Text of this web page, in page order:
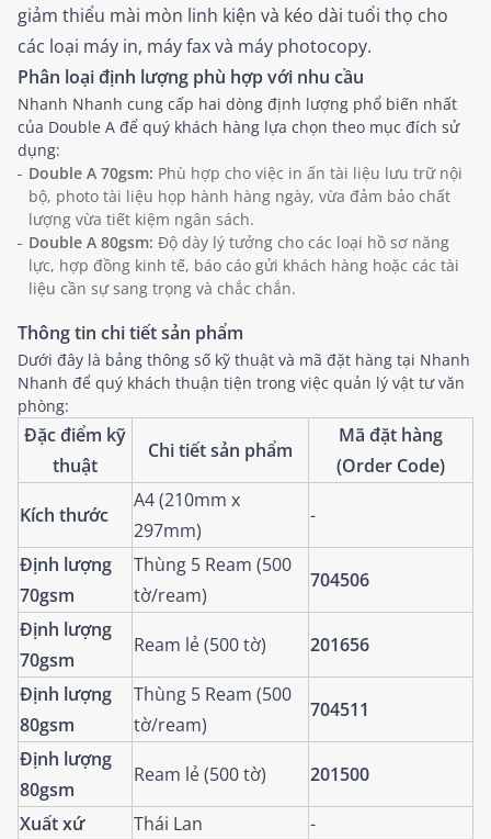
giảm thiểu mài mòn linh kiện và kéo dài tuổi thọ cho
các loại máy in, máy fax và máy photocopy.
Phân loại định lượng phù hợp với nhu cầu
Nhanh Nhanh cung cấp hai dòng định lượng phổ biến nhất
của Double A để quý khách hàng lựa chọn theo mục đích sử
dụng:
Double A 70gsm: Phù hợp cho việc in ấn tài liệu lưu trữ nội
bộ, photo tài liệu họp hành hàng ngày, vừa đảm bảo chất
lượng vừa tiết kiệm ngân sách.
Double A 80gsm: Độ dày lý tưởng cho các loại hồ sơ năng
lực, hợp đồng kinh tế, báo cáo gửi khách hàng hoặc các tài
liệu cần sự sang trọng và chắc chắn.
Thông tin chi tiết sản phẩm
Dưới đây là bảng thông số kỹ thuật và mã đặt hàng tại Nhanh
Nhanh để quý khách thuận tiện trong việc quản lý vật tư văn
phòng:
Đặc điểm kỹ
thuật
Chi tiết sản phẩm
Mã đặt hàng
(Order Code)
Kích thước
A4 (210mm x
297mm)
-
Định lượng
70gsm
Thùng 5 Ream (500
tờ/ream)
704506
Định lượng
70gsm
Ream lẻ (500 tờ) 201656
Định lượng
80gsm
Thùng 5 Ream (500
tờ/ream)
704511
Định lượng
80gsm
Ream lẻ (500 tờ) 201500
Xuất xứ Thái Lan
-